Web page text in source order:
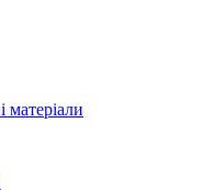
матеріали